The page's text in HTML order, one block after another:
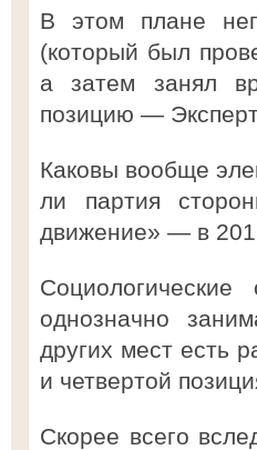
В этом плане
(который был
а затем занял
позицию —
Каковы вообще
ли партия
движение» — в
однозначно
других мест есть
и четвертой
Скорее всего